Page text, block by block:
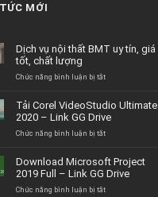
MỚI
Dịch vụ nội thất BMT uy tín, giá
tốt, chất lượng
Chức năng bình luận bị tắtở
nội
thất
BMT
giá
tốt,
chất
Tải Corel VideoStudio Ultimate
2020 – Link GG Drive
Chức năng bình luận bị tắtở
VideoStudio
Ultimate
2020
Download Microsoft Project
2019 Full – Link GG Drive
Chức năng bình luận bị tắtở